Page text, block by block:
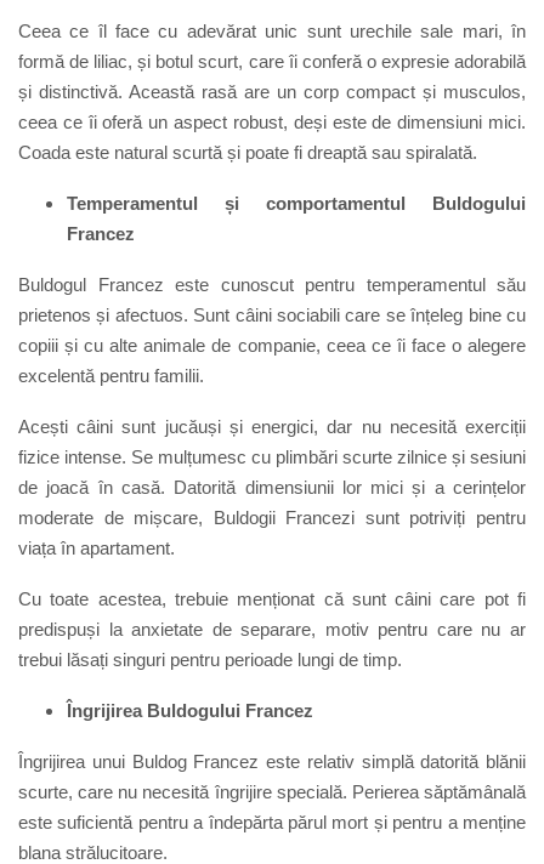
Ceea ce îl face cu adevărat unic sunt urechile sale mari, în
formă de liliac, și botul scurt, care îi conferă o expresie adorabilă
și distinctivă. Această rasă are un corp compact și musculos,
ceea ce îi oferă un aspect robust, deși este de dimensiuni mici.
Coada este natural scurtă și poate fi dreaptă sau spiralată.
Temperamentul și comportamentul Buldogului
Francez
Buldogul Francez este cunoscut pentru temperamentul său
prietenos și afectuos. Sunt câini sociabili care se înțeleg bine cu
copiii și cu alte animale de companie, ceea ce îi face o alegere
excelentă pentru familii.
Acești câini sunt jucăuși și energici, dar nu necesită exerciții
fizice intense. Se mulțumesc cu plimbări scurte zilnice și sesiuni
de joacă în casă. Datorită dimensiunii lor mici și a cerințelor
moderate de mișcare, Buldogii Francezi sunt potriviți pentru
viața în apartament.
Cu toate acestea, trebuie menționat că sunt câini care pot fi
predispuși la anxietate de separare, motiv pentru care nu ar
trebui lăsați singuri pentru perioade lungi de timp.
Îngrijirea Buldogului Francez
Îngrijirea unui Buldog Francez este relativ simplă datorită blănii
scurte, care nu necesită îngrijire specială. Perierea săptămânală
este suficientă pentru a îndepărta părul mort și pentru a menține
blana strălucitoare.